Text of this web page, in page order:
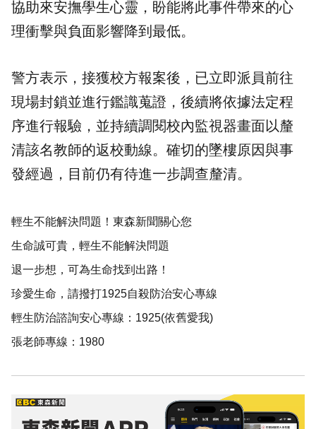
協助來安撫學生心靈，盼能將此事件帶來的心
理衝擊與負面影響降到最低。
警方表示，接獲校方報案後，已立即派員前往
現場封鎖並進行鑑識蒐證，後續將依據法定程
序進行報驗，並持續調閱校內監視器畫面以釐
清該名教師的返校動線。確切的墜樓原因與事
發經過，目前仍有待進一步調查釐清。
輕生不能解決問題！東森新聞關心您
生命誠可貴，輕生不能解決問題
退一步想，可為生命找到出路！
珍愛生命，請撥打1925自殺防治安心專線
輕生防治諮詢安心專線：1925(依舊愛我)
張老師專線：1980